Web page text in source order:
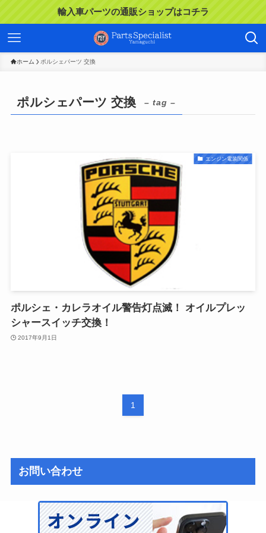
輸入車パーツの通販ショップはコチラ
ホーム ポルシェパーツ 交換
ポルシェパーツ 交換 – tag –
エンジン電装関係
ポルシェ・カレラオイル警告灯点滅！ オイルプレッ
シャースイッチ交換！
2017年9月1日
1
お問い合わせ